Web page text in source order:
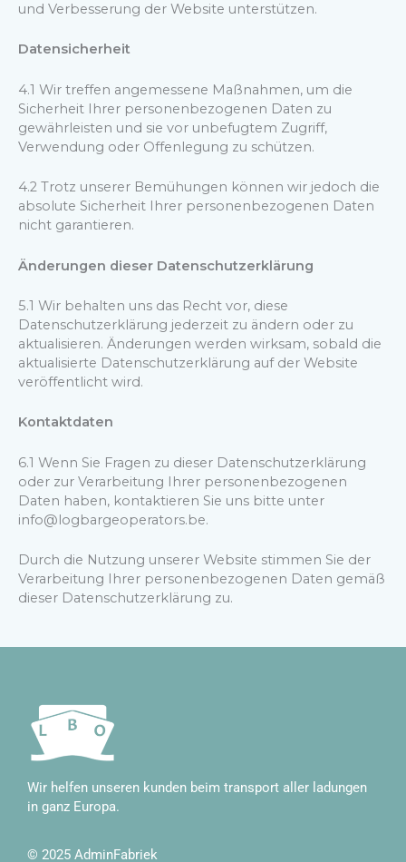
und Verbesserung der Website unterstützen.
Datensicherheit
4.1 Wir treffen angemessene Maßnahmen, um die
Sicherheit Ihrer personenbezogenen Daten zu
gewährleisten und sie vor unbefugtem Zugriff,
Verwendung oder Offenlegung zu schützen.
4.2 Trotz unserer Bemühungen können wir jedoch die
absolute Sicherheit Ihrer personenbezogenen Daten
nicht garantieren.
Änderungen dieser Datenschutzerklärung
5.1 Wir behalten uns das Recht vor, diese
Datenschutzerklärung jederzeit zu ändern oder zu
aktualisieren. Änderungen werden wirksam, sobald die
aktualisierte Datenschutzerklärung auf der Website
veröffentlicht wird.
Kontaktdaten
6.1 Wenn Sie Fragen zu dieser Datenschutzerklärung
oder zur Verarbeitung Ihrer personenbezogenen
Daten haben, kontaktieren Sie uns bitte unter
info@logbargeoperators.be.
Durch die Nutzung unserer Website stimmen Sie der
Verarbeitung Ihrer personenbezogenen Daten gemäß
dieser Datenschutzerklärung zu.
Wir helfen unseren kunden beim transport aller ladungen
in ganz Europa.
© 2025 AdminFabriek